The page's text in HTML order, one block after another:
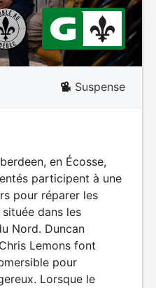
Suspense
en Écosse,
participent à une
pour réparer les
dans les
Nord. Duncan
Lemons font
pour
Lorsque le